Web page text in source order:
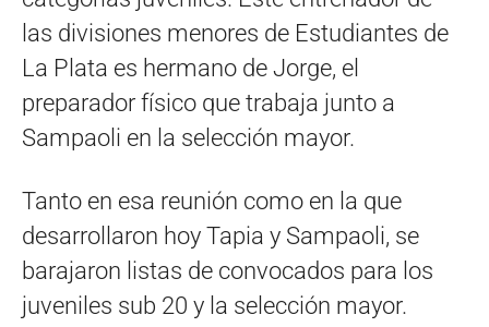
las divisiones menores de Estudiantes de
La Plata es hermano de Jorge, el
preparador físico que trabaja junto a
Sampaoli en la selección mayor.
Tanto en esa reunión como en la que
desarrollaron hoy Tapia y Sampaoli, se
barajaron listas de convocados para los
juveniles sub 20 y la selección mayor.